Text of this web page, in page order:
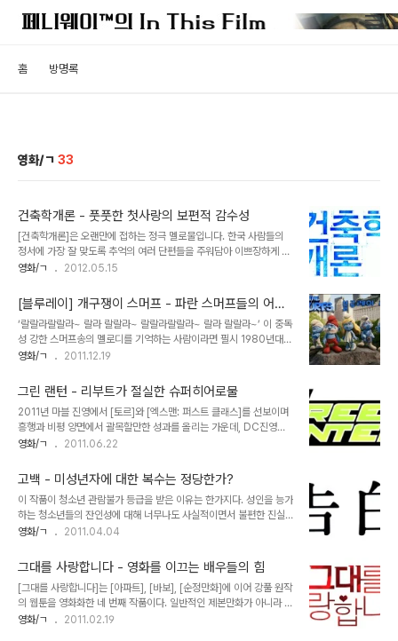
홈 방명록
영화/ㄱ 33
건축학개론 - 풋풋한 첫사랑의 보편적 감수성
[건축학개론]은 오랜만에 접하는 정극 멜로물입니다. 한국 사람들의
정서에 가장 잘 맞도록 추억의 여러 단편들을 주워담아 이쁘장하게 포
장한 작품이죠. 여기에 아련하게 떠오르는 첫사랑을 소재로 현재와 과
법 맛깔스런 재미를 연출합니다. 여기서 ‘비주얼’이라고 하는 것에 일
단 유의해 주시고요^^ 한발짝 물러서서 객관적으로 영화를 보자면 [건
축학개론]은 유치한 면이 많습니다. 이야기도 단순하고, 주인공 남자
는 속된말로 좀 찌질하죠. 아니, 결혼까지 한 유부녀가 잊혀진 옛 사랑
을 불쑥 찾아온다는 설정도 무리수가 있습니다. 대부분 이 상황에서의
랑의 그녀가 한가인급이라면 모를까. 뭐 그..
영화/ㄱ 2012.05.15
[블루레이] 개구쟁이 스머프 - 파란 스머프들의 어색
한 귀환
‘랄랄라랄랄라~ 랄라 랄랄라~ 랄랄라랄랄라~ 랄라 랄랄라~’ 이 중독
성 강한 스머프송의 멜로디를 기억하는 사람이라면 필시 1980년대에
학창시절을 보낸 분들이리라. 1983년부터 KBS에서 방영된 [개구장
구쟁이’로 각각 타이틀이 정해졌으나 본 리뷰에서는 신작과의 차별성
을 두기 위해서 TV판을 개구장이로 표기했다) 벨기에 만화가 피에르
컬리포드(일명 페요 Peyo)의 원작을 미국의 한나 바브라 프로덕션이
1981년 NBC를 통해 TV용 애니메이션으로 방영하면서 전 세계적으
로도 큰 인기를 모았던 작품이다. 원래 ‘스머프’는 페요의 다른 작품인
지인 본 작품..
영화/ㄱ 2011.12.19
그린 랜턴 - 리부트가 절실한 슈퍼히어로물
2011년 마블 진영에서 [토르]와 [엑스맨: 퍼스트 클래스]를 선보이며
흥행과 비평 양면에서 괄목할만한 성과를 올리는 가운데, DC진영에
서는 대항마로 [그린 랜턴: 반지의 선택]을 내놓았다. 국내에서는 다소
의 배트맨이나 슈퍼맨에 필적할만하다고 할 수 있다. 경우에 따라서는
[그린 랜턴]의 성공여부에 따라 역대 최고의 슈퍼히어로 프렌차이즈가
될 가능성도 내다볼 수 있다는 얘기다. 21세기에 들어서면서 관객들은
적지 않은 수의 히어로물을 접했다. 그 중에서는 [다크 나이트]같은 걸
작도 있었고, [데어 데블]이나 [고스트 라이더]같은 졸작들도 있었다.
의 고뇌와 기원에 대한 진지한..
영화/ㄱ 2011.06.22
고백 - 미성년자에 대한 복수는 정당한가?
이 작품이 청소년 관람불가 등급을 받은 이유는 한가지다. 성인을 능가
하는 청소년들의 잔인성에 대해 너무나도 사실적이면서 불편한 진실
에 초점을 맞추고 있기 때문이다. 어쩌면 이 작품은 박찬욱 감독의 '복
함의 문제는 아니다. [고백]은 모든 면에서 사회적 통념을 뒤집는, 그
럼에도 그 이면에 놓인 현실과 사회적 현상에 대해 쉽사리 반박하기 힘
든 마력을 가진 작품이다. 소설가 미나토 카나에의 처녀작을 영화화한
[고백]은 원작이 주는 충격만큼이나 오랜시간 멍한 울림을 남기는 작
품으로서 소설을 영상으로 컨버전한 경우로는 보기 드물게 아주 성공
영화/ㄱ 2011.04.04
그대를 사랑합니다 - 영화를 이끄는 배우들의 힘
[그대를 사랑합니다]는 [아파트], [바보], [순정만화]에 이어 강풀 원작
의 웹툰을 영화화한 네 번째 작품이다. 일반적인 제본만화가 아니라 웹
툰이 이렇게 자주 영화화 된 건 드문 케이스라 볼 수 있는데, 언급한 이
영화/ㄱ 2011.02.19